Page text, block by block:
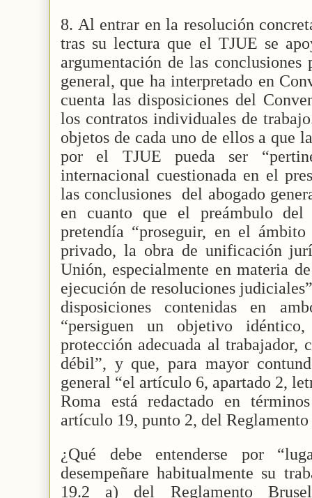
8. Al entrar en la resolución
tras su lectura que el TJUE se
argumentación de las conclusiones
general, que ha interpretado en
cuenta las disposiciones del
los contratos individuales de
objetos de cada uno de ellos a que
por el TJUE pueda ser
internacional cuestionada en el
las conclusiones
del abogado
en cuanto que el preámbulo
pretendía “proseguir, en el
privado, la obra de unificación
Unión, especialmente en materia
ejecución de resoluciones
disposiciones contenidas en
“persiguen un objetivo
protección adecuada al trabajador,
débil”, y que, para mayor
general “el artículo 6, apartado 2,
Roma está redactado en
artículo 19, punto 2, del Reglamento
¿Qué debe entenderse por
desempeñare habitualmente su
19.2 a) del Reglamento